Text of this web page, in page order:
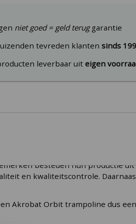
niet goed = geld teruggarantie
tevreden klantensinds
leverbaar uiteigen
besteden hun productie uit
en kwaliteitscontrole.
Akrobat Orbit trampoline dus